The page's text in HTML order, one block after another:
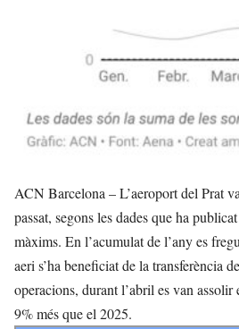
ACN Barcelona – L’aeroport del Prat
passat, segons les dades que ha
màxims. En l’acumulat de l’any es
aeri s’ha beneficiat de la transferència
operacions, durant l’abril es van
9% més que el 2025.